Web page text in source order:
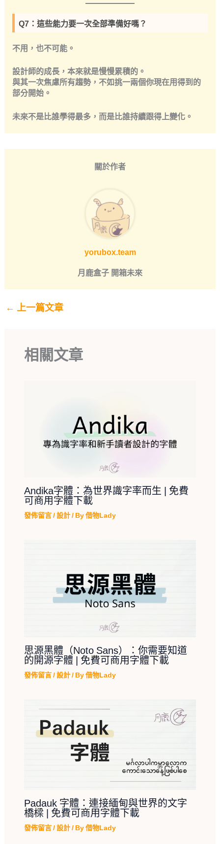
Q7：這些能力要一次全部準備好嗎？
不用，也不可能。
設計師的成長，本來就是慢慢累積的。
與其一次焦慮所有趨勢，不如挑一兩個你現在用得到的
部分開始。
未來不是比誰學得最多，而是比誰持續跟得上變化。
關於作者
yorubox.team
月鹿盒子 開箱未來
← 上一篇文章
相關文章
Andika字體：為世界識字率而生 | 免費
可商用字體下載
發佈留言/設計/ By借物Lady
思源黑體（Noto Sans）：你需要知道
的開源字體 | 免費可商用字體下載
發佈留言/設計/ By借物Lady
Padauk 字體：連接緬甸與世界的文字
橋樑 | 免費可商用字體下載
發佈留言/設計/ By借物Lady